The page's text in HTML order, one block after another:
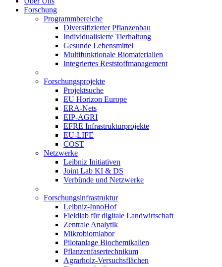
Forschung
Programmbereiche
Diversifizierter Pflanzenbau
Individualisierte Tierhaltung
Gesunde Lebensmittel
Multifunktionale Biomaterialien
Integriertes Reststoffmanagement
Forschungsprojekte
Projektsuche
EU Horizon Europe
ERA-Nets
EIP-AGRI
EFRE Infrastrukturprojekte
EU-LIFE
COST
Netzwerke
Leibniz Initiativen
Joint Lab KI & DS
Verbünde und Netzwerke
Forschungsinfrastruktur
Leibniz-InnoHof
Fieldlab für digitale Landwirtschaft
Zentrale Analytik
Mikrobiomlabor
Pilotanlage Biochemikalien
Pflanzenfasertechnikum
Agrarholz-Versuchsflächen